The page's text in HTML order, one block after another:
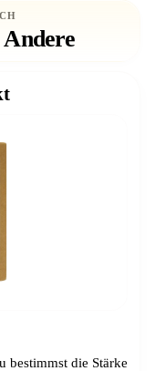
bestimmst die Stärke